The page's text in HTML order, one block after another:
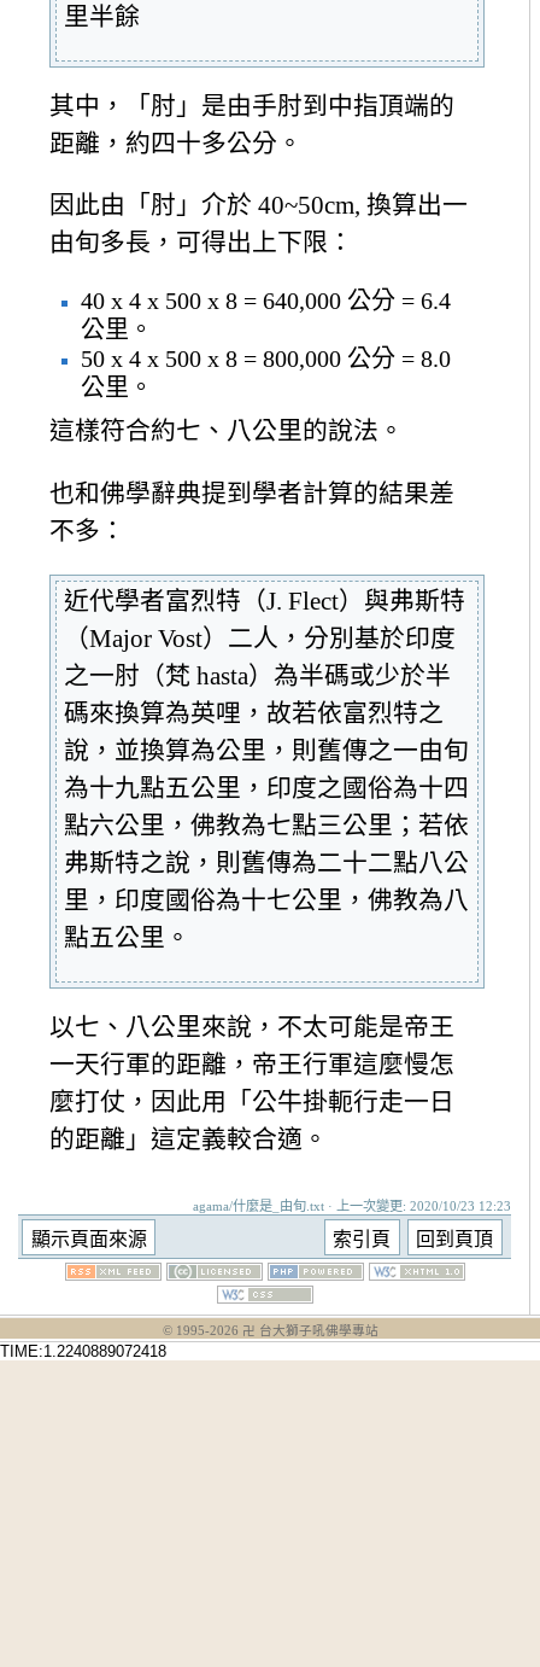
里半餘
其中，「肘」是由手肘到中指頂端的
距離，約四十多公分。
因此由「肘」介於 40~50cm, 換算出一
由旬多長，可得出上下限：
40 x 4 x 500 x 8 = 640,000 公分 = 6.4
公里。
50 x 4 x 500 x 8 = 800,000 公分 = 8.0
公里。
這樣符合約七、八公里的說法。
也和佛學辭典提到學者計算的結果差
不多：
近代學者富烈特（J. Flect）與弗斯特
（Major Vost）二人，分別基於印度
之一肘（梵 hasta）為半碼或少於半
碼來換算為英哩，故若依富烈特之
說，並換算為公里，則舊傳之一由旬
為十九點五公里，印度之國俗為十四
點六公里，佛教為七點三公里；若依
弗斯特之說，則舊傳為二十二點八公
里，印度國俗為十七公里，佛教為八
點五公里。
以七、八公里來說，不太可能是帝王
一天行軍的距離，帝王行軍這麼慢怎
麼打仗，因此用「公牛掛軛行走一日
的距離」這定義較合適。
agama/什麼是_由旬.txt · 上一次變更: 2020/10/23 12:23
© 1995-2026 卍 台大獅子吼佛學專站
TIME:1.2240889072418